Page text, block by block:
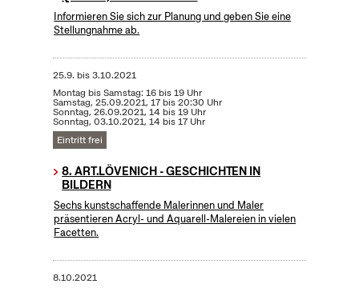
Informieren Sie sich zur Planung und geben Sie eine
Stellungnahme ab.
25.9. bis3.10.2021
Montag bis Samstag: 16 bis 19 Uhr
Samstag, 25.09.2021, 17 bis 20:30 Uhr
Sonntag, 26.09.2021, 14 bis 19 Uhr
Sonntag, 03.10.2021, 14 bis 17 Uhr
Eintritt frei
8. ART.LÖVENICH - GESCHICHTEN IN
BILDERN
Sechs kunstschaffende Malerinnen und Maler
präsentieren Acryl- und Aquarell-Malereien in vielen
Facetten.
8.10.2021